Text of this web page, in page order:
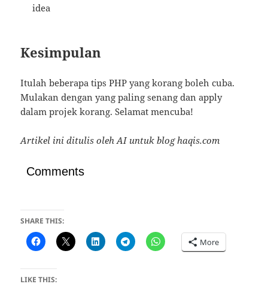
idea
Kesimpulan
Itulah beberapa tips PHP yang korang boleh cuba.
Mulakan dengan yang paling senang dan apply
dalam projek korang. Selamat mencuba!
Artikel ini ditulis oleh AI untuk blog haqis.com
Comments
SHARE THIS:
More
LIKE THIS: